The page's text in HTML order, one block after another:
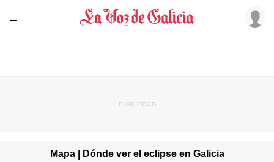
Mapa | Dónde ver el eclipse en Galicia